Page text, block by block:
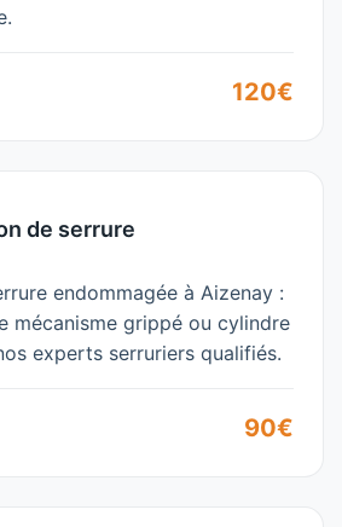
120€
de serrure
endommagée à Aizenay :
mécanisme grippé ou cylindre
experts serruriers qualifiés.
90€